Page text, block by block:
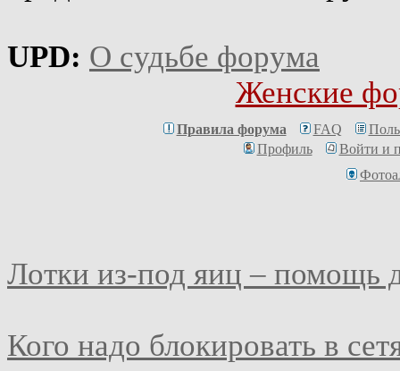
UPD: О судьбе форума
Женские
Правила форума FAQ
Профиль
Войти и
Лотки из-под яиц – помощь
Кого надо блокировать в